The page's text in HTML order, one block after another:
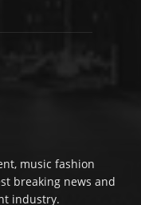
music fashion
breaking news and
industry.